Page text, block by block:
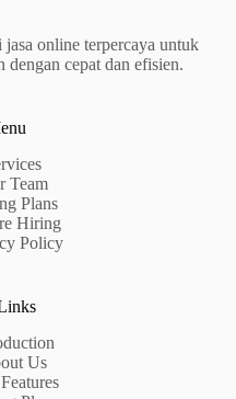
jasa online terpercaya untuk
dengan cepat dan efisien.
Team
Plans
Hiring
Policy
Us